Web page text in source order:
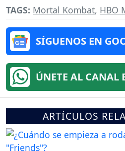
TAGS: Mortal Kombat, HBO
SÍGUENOS EN
ÚNETE AL CANAL
ARTÍCULOS